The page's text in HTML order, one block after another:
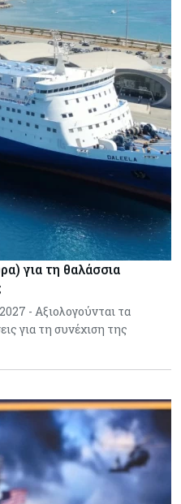
για τη θαλάσσια
- Αξιολογούνται τα
για τη συνέχιση της